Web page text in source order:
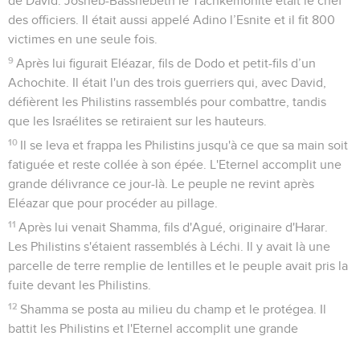
des officiers. Il était aussi appelé Adino l’Esnite et il fit 800
victimes en une seule fois.
9 Après lui figurait Eléazar, fils de Dodo et petit-fils d’un
Achochite. Il était l'un des trois guerriers qui, avec David,
défièrent les Philistins rassemblés pour combattre, tandis
que les Israélites se retiraient sur les hauteurs.
10 Il se leva et frappa les Philistins jusqu'à ce que sa main soit
fatiguée et reste collée à son épée. L'Eternel accomplit une
grande délivrance ce jour-là. Le peuple ne revint après
Eléazar que pour procéder au pillage.
11 Après lui venait Shamma, fils d'Agué, originaire d'Harar.
Les Philistins s'étaient rassemblés à Léchi. Il y avait là une
parcelle de terre remplie de lentilles et le peuple avait pris la
fuite devant les Philistins.
12 Shamma se posta au milieu du champ et le protégea. Il
battit les Philistins et l'Eternel accomplit une grande